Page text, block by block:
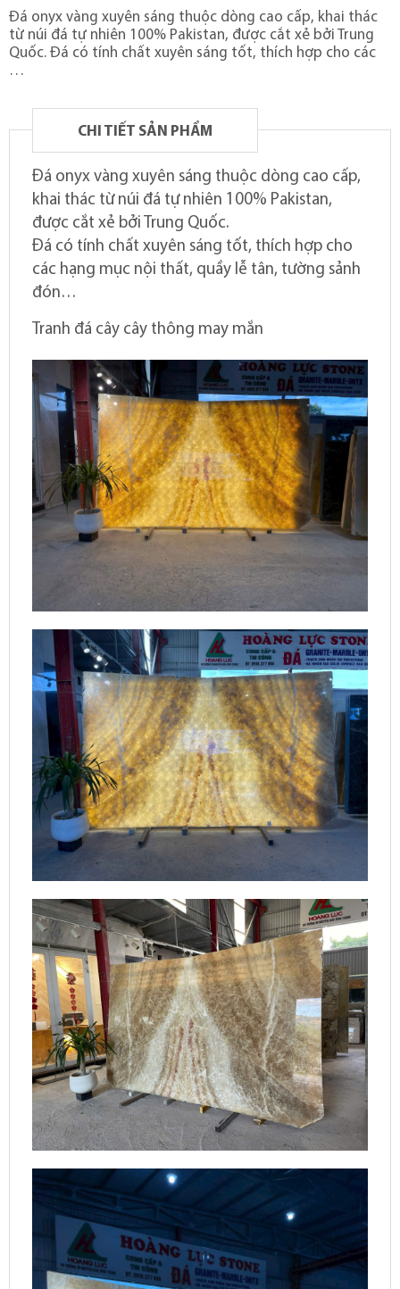
Đá onyx vàng xuyên sáng thuộc dòng cao cấp, khai thác
từ núi đá tự nhiên 100% Pakistan, được cắt xẻ bởi Trung
Quốc. Đá có tính chất xuyên sáng tốt, thích hợp cho các
…
CHI TIẾT SẢN PHẨM
Đá onyx vàng xuyên sáng thuộc dòng cao cấp,
khai thác từ núi đá tự nhiên 100% Pakistan,
được cắt xẻ bởi Trung Quốc.
Đá có tính chất xuyên sáng tốt, thích hợp cho
các hạng mục nội thất, quầy lễ tân, tường sảnh
đón…
Tranh đá cây cây thông may mắn